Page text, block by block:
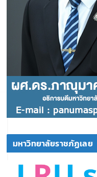
มหาวิทยาลัยราชภัฏเลย